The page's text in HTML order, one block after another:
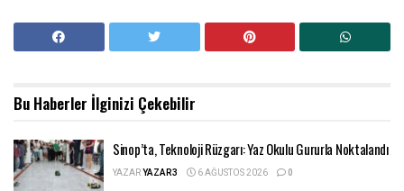
Bu Haberler İlginizi Çekebilir
Sinop’ta, Teknoloji Rüzgarı: Yaz Okulu Gururla Noktalandı
YAZARYAZAR3 6 AĞUSTOS 2026 0